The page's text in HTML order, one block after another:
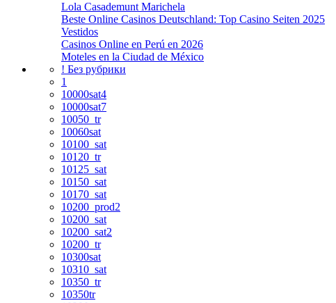
Lola Casademunt Marichela
Beste Online Casinos Deutschland: Top Casino Seiten 2025
Vestidos
Casinos Online en Perú en 2026
Moteles en la Ciudad de México
! Без рубрики
1
10000sat4
10000sat7
10050_tr
10060sat
10100_sat
10120_tr
10125_sat
10150_sat
10170_sat
10200_prod2
10200_sat
10200_sat2
10200_tr
10300sat
10310_sat
10350_tr
10350tr